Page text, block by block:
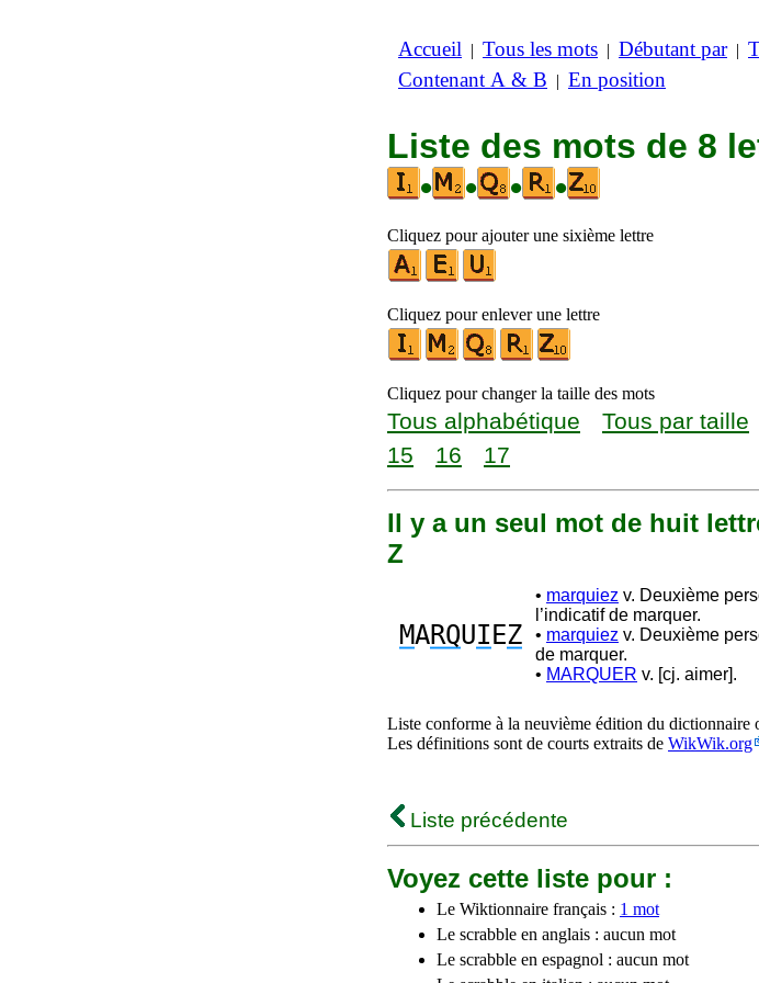
Accueil | Tous les mots | Débutant par|
Contenant A & B | En position
Liste des mots de 8
•
• • •
Cliquez pour ajouter une sixième lettre
Cliquez pour enlever une lettre
Cliquez pour changer la taille des mots
Tous alphabétique Tous par taille
15
16 17
Il y a un seul mot de huit
Z
MARQUI EZ
• marquiez v. Deuxième
l’indicatif de marquer.
• marquiez v. Deuxième
de marquer.
• MARQUER v. [cj. aimer].
Liste conforme à la neuvième édition du dictionnaire
Les définitions sont de courts extraits de WikWik.org
Liste précédente
Voyez cette liste pour :
Le Wiktionnaire français : 1 mot
Le scrabble en anglais : aucun mot
Le scrabble en espagnol : aucun mot